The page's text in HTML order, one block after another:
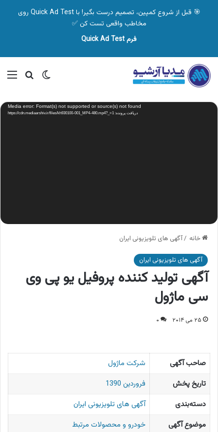
🎯 قبل از شروع کمپین، تصمیم درست بگیر! با Quick Ad Test روی
مخاطب واقعی تست کن ✅
فرم Quick Ad Test
تغییر پوسته
نمایشگر
ویدیو Media error: Format(s) not supported or source(s) not found
دریافت پرونده: https://cdn.mediaarshiv.ir/files/kh930100-001_MP4-480.mp4?_=1
خانه /آگهی های تلویزیونی ایران
آگهی های تلویزیونی ایران
آگهی تولید کننده پروفیل یو پی وی
سی ماژول
۲۵ می ۲۰۱۴ ۰
صاحب آگهی
شرکت ماژول
تاریخ پخش
فروردین 1390
دسته‌بندی
آگهی های تلویزیونی ایران
موضوع آگهی
خودرو و محصولات مرتبط